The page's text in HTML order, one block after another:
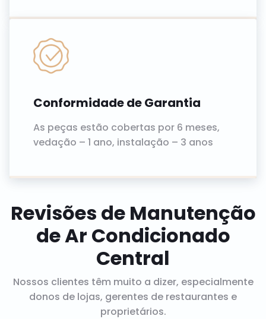
Conformidade de Garantia
As peças estão cobertas por 6 meses,
vedação – 1 ano, instalação – 3 anos
Revisões de Manutenção
de Ar Condicionado
Central
Nossos clientes têm muito a dizer, especialmente
donos de lojas, gerentes de restaurantes e
proprietários.